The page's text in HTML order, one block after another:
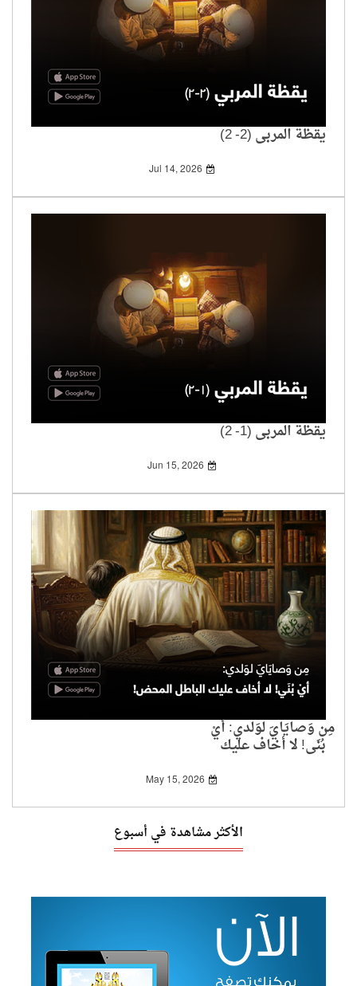
يقظة المربي (2- 2)
Jul 14, 2026
يقظة المربي (1- 2)
Jun 15, 2026
مِن وَصايَايَ لوَلدي: أيْ
بُنَي! لا أخاف عليك
May 15, 2026
الأكثر مشاهدة في أسبوع